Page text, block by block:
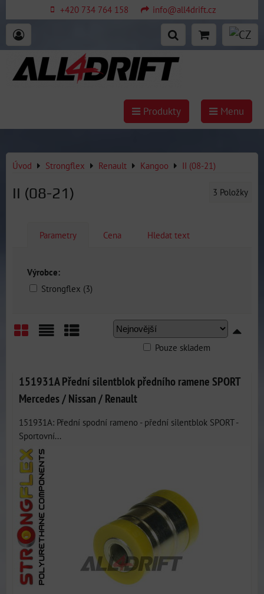
+420 734 764 158 info@all4drift.cz
Produkty Menu
Úvod Strongflex Renault Kangoo II (08-21)
II (08-21) 3 Položky
Parametry Cena Hledat text
Výrobce:
Strongflex (3)
Pouze skladem
151931A Přední silentblok předního ramene SPORT
Mercedes / Nissan / Renault
151931A: Přední spodní rameno - přední silentblok SPORT -
Sportovní...